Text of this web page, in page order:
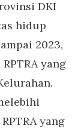
DKI
hidup
2023,
yang
yang